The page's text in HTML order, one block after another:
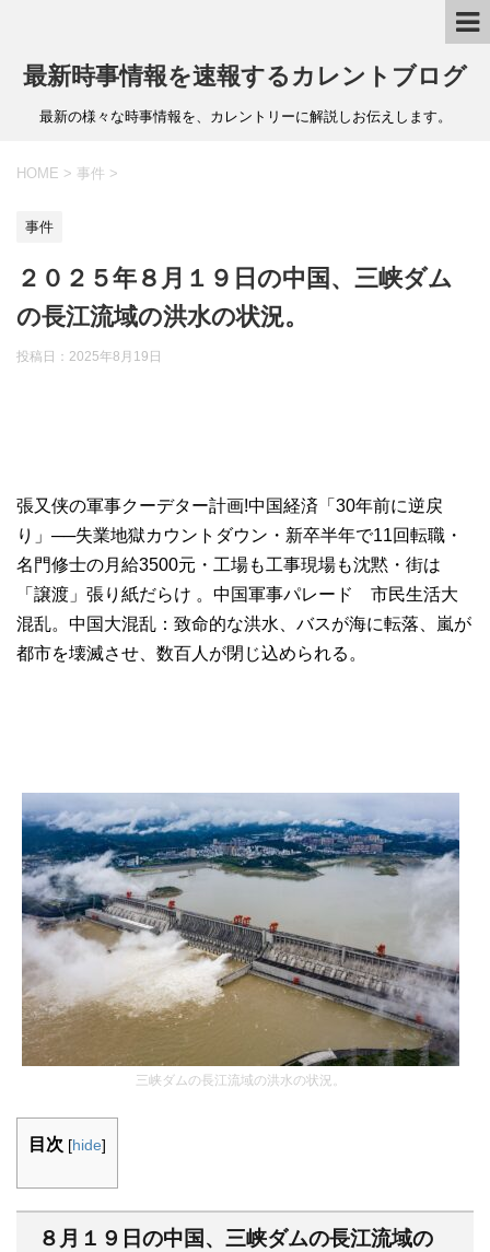
最新時事情報を速報するカレントブログ
最新の様々な時事情報を、カレントリーに解説しお伝えします。
HOME > 事件 >
事件
２０２５年８月１９日の中国、三峡ダム
の長江流域の洪水の状況。
投稿日： 2025年8月19日
張又侠の軍事クーデター計画!中国経済「30年前に逆戻
り」──失業地獄カウントダウン・新卒半年で11回転職・
名門修士の月給3500元・工場も工事現場も沈黙・街は
「譲渡」張り紙だらけ 。中国軍事パレード 市民生活大
混乱。中国大混乱：致命的な洪水、バスが海に転落、嵐が
都市を壊滅させ、数百人が閉じ込められる。
三峡ダムの長江流域の洪水の状況。
目次 [hide]
８月１９日の中国、三峡ダムの長江流域の